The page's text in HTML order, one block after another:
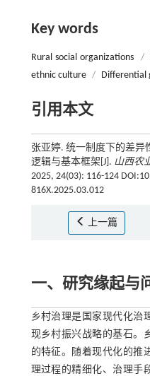
Key words
Rural social organizations /
ethnic culture / Differential
引用本文
张亚婷. 统一制度下的差异
逻辑与基本框架[J]. 山西农
2025, 24(03): 116-124
816X.2025.03.012
上一篇
一、研究缘起与
乡村治理是国家现代化治
现乡村振兴战略的基石。
的特征。随着现代化的推
理过程的精细化、治理手